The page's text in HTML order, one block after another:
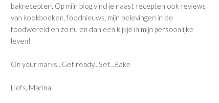
bakrecepten. Op mijn blog vind je naast recepten ook reviews
van kookboeken, foodnieuws, mijn belevingen in de
foodwereld en zo nu en dan een kijkje in mijn persoonlijke
leven!
On your marks...Get ready...Set...Bake
Liefs, Marina